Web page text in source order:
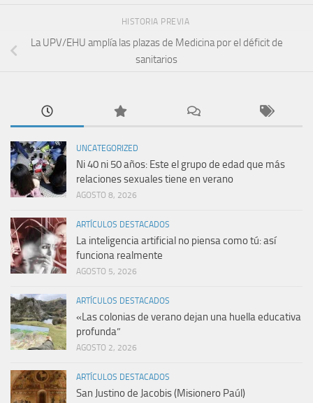
HISTORIA PREVIA
La UPV/EHU amplía las plazas de Medicina por el déficit de
sanitarios
UNCATEGORIZED
Ni 40 ni 50 años: Este el grupo de edad que más
relaciones sexuales tiene en verano
AGOSTO 8, 2026
ARTÍCULOS DESTACADOS
La inteligencia artificial no piensa como tú: así
funciona realmente
AGOSTO 5, 2026
ARTÍCULOS DESTACADOS
«Las colonias de verano dejan una huella educativa
profunda”
AGOSTO 2, 2026
ARTÍCULOS DESTACADOS
San Justino de Jacobis (Misionero Paúl)